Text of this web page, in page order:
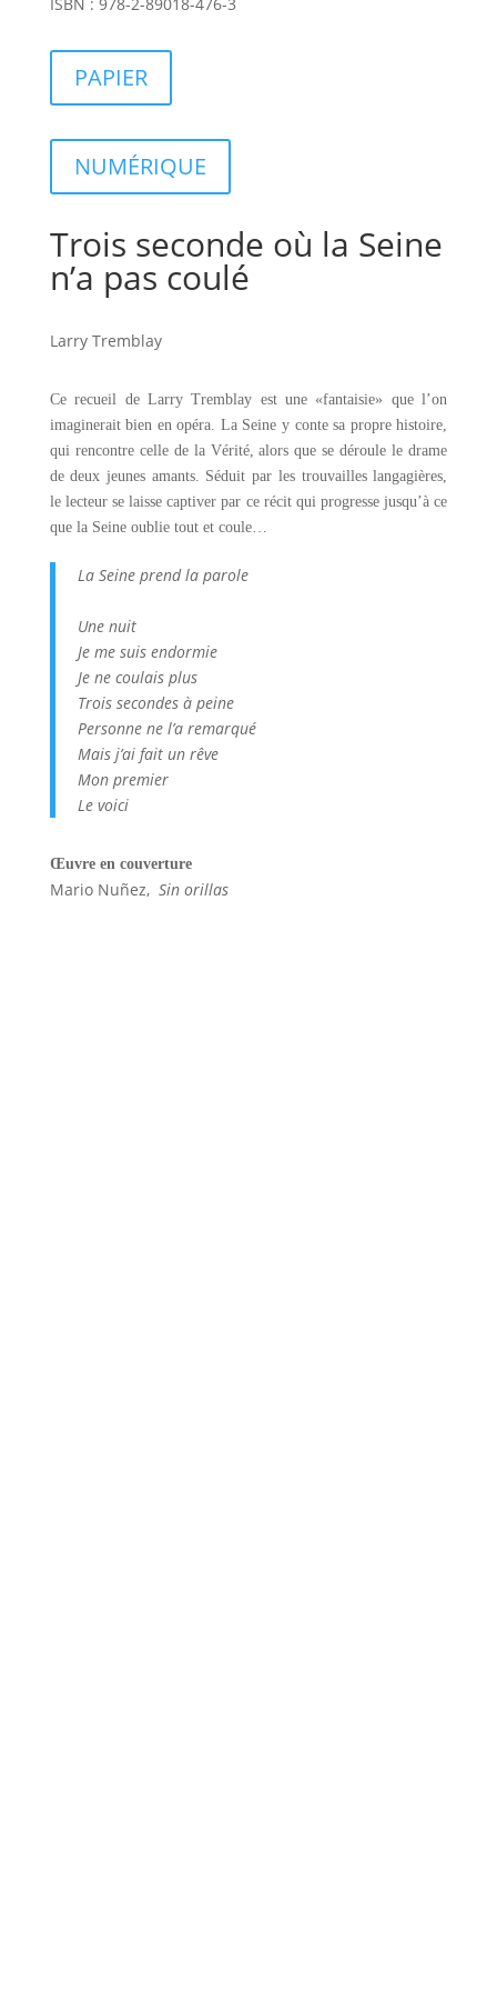
PAPIER
NUMÉRIQUE
Trois seconde où la Seine
n’a pas coulé
Larry Tremblay
Ce recueil de Larry Tremblay est une «fantaisie» que l’on
imaginerait bien en opéra. La Seine y conte sa propre histoire,
qui rencontre celle de la Vérité, alors que se déroule le drame
de deux jeunes amants. Séduit par les trouvailles langagières,
le lecteur se laisse captiver par ce récit qui progresse jusqu’à ce
que la Seine oublie tout et coule…
La Seine prend la parole
Une nuit
Je me suis endormie
Je ne coulais plus
Trois secondes à peine
Personne ne l’a remarqué
Mais j’ai fait un rêve
Mon premier
Le voici
Œuvre en couverture
Mario Nuñez, Sin orillas